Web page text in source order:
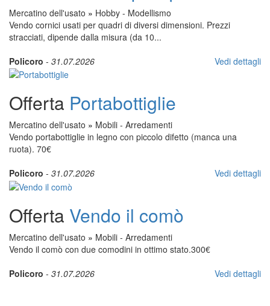
Mercatino dell'usato » Hobby - Modellismo
Vendo cornici usati per quadri di diversi dimensioni. Prezzi
stracciati, dipende dalla misura (da 10...
Policoro - 31.07.2026 Vedi dettagli
Offerta Portabottiglie
Mercatino dell'usato » Mobili - Arredamenti
Vendo portabottiglie in legno con piccolo difetto (manca una
ruota). 70€
Policoro - 31.07.2026 Vedi dettagli
Offerta Vendo il comò
Mercatino dell'usato » Mobili - Arredamenti
Vendo il comò con due comodini in ottimo stato.300€
Policoro - 31.07.2026 Vedi dettagli